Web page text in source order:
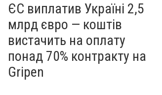
ЄС виплатив Україні 2,5
млрд євро — коштів
вистачить на оплату
понад 70% контракту на
Gripen